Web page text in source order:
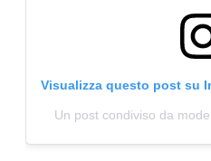
Visualizza questo post su
Un post condiviso da